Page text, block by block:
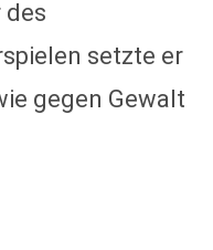
des
setzte er
gegen Gewalt